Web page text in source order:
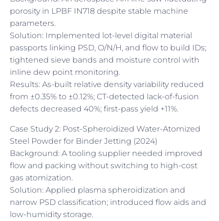
porosity in LPBF IN718 despite stable machine
parameters.
Solution: Implemented lot-level digital material
passports linking PSD, O/N/H, and flow to build IDs;
tightened sieve bands and moisture control with
inline dew point monitoring.
Results: As-built relative density variability reduced
from ±0.35% to ±0.12%; CT-detected lack-of-fusion
defects decreased 40%; first-pass yield +11%.
Case Study 2: Post-Spheroidized Water-Atomized
Steel Powder for Binder Jetting (2024)
Background: A tooling supplier needed improved
flow and packing without switching to high-cost
gas atomization.
Solution: Applied plasma spheroidization and
narrow PSD classification; introduced flow aids and
low-humidity storage.